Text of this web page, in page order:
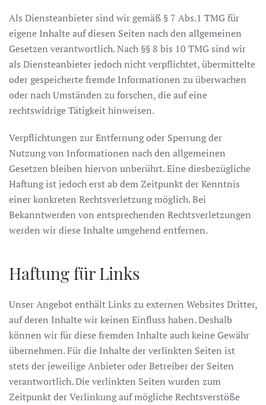
Als Diensteanbieter sind wir gemäß § 7 Abs.1 TMG für
eigene Inhalte auf diesen Seiten nach den allgemeinen
Gesetzen verantwortlich. Nach §§ 8 bis 10 TMG sind wir
als Diensteanbieter jedoch nicht verpflichtet, übermittelte
oder gespeicherte fremde Informationen zu überwachen
oder nach Umständen zu forschen, die auf eine
rechtswidrige Tätigkeit hinweisen.
Verpflichtungen zur Entfernung oder Sperrung der
Nutzung von Informationen nach den allgemeinen
Gesetzen bleiben hiervon unberührt. Eine diesbezügliche
Haftung ist jedoch erst ab dem Zeitpunkt der Kenntnis
einer konkreten Rechtsverletzung möglich. Bei
Bekanntwerden von entsprechenden Rechtsverletzungen
werden wir diese Inhalte umgehend entfernen.
Haftung für Links
Unser Angebot enthält Links zu externen Websites Dritter,
auf deren Inhalte wir keinen Einfluss haben. Deshalb
können wir für diese fremden Inhalte auch keine Gewähr
übernehmen. Für die Inhalte der verlinkten Seiten ist
stets der jeweilige Anbieter oder Betreiber der Seiten
verantwortlich. Die verlinkten Seiten wurden zum
Zeitpunkt der Verlinkung auf mögliche Rechtsverstöße